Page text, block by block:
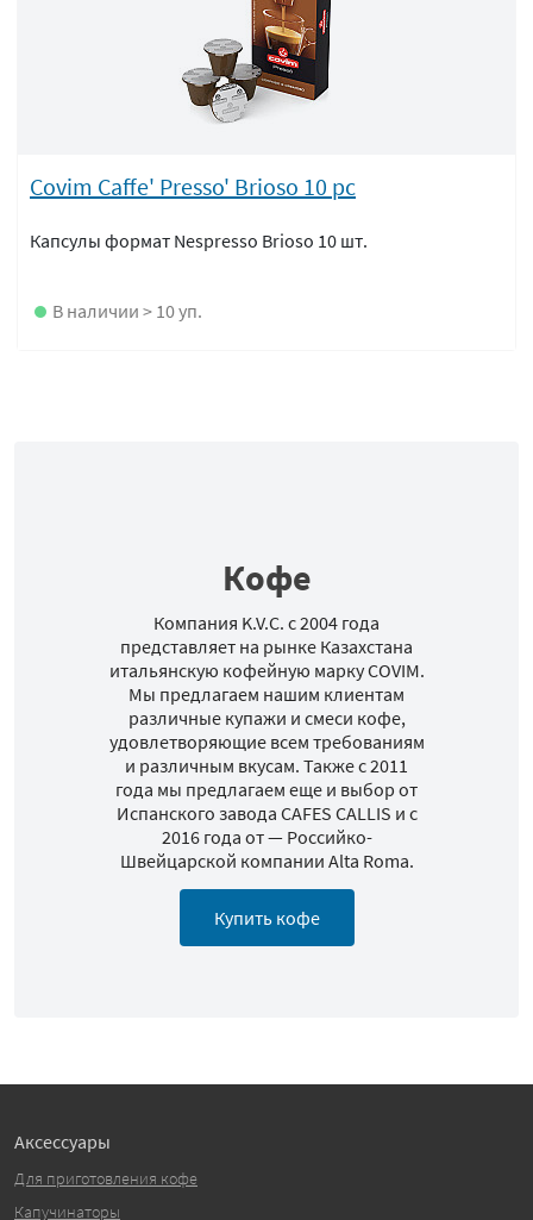
Covim Caffe' Presso' Brioso 10 pc
Капсулы формат Nespresso Brioso 10 шт.
В наличии > 10 уп.
Кофе
Компания K.V.C. с 2004 года
представляет на рынке Казахстана
итальянскую кофейную марку COVIM.
Мы предлагаем нашим клиентам
различные купажи и смеси кофе,
удовлетворяющие всем требованиям
и различным вкусам. Также с 2011
года мы предлагаем еще и выбор от
Испанского завода CAFES CALLIS и с
2016 года от — Российко-
Швейцарской компании Alta Roma.
Купить кофе
Аксессуары
Для приготовления кофе
Капучинаторы